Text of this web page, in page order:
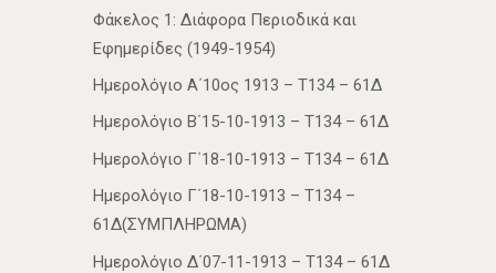
Φάκελος 1: Διάφορα Περιοδικά και
Εφημερίδες (1949-1954)
Ημερολόγιο Α΄10ος 1913 – Τ134 – 61Δ
Ημερολόγιο Β΄15-10-1913 – Τ134 – 61Δ
Ημερολόγιο Γ΄18-10-1913 – Τ134 – 61Δ
Ημερολόγιο Γ΄18-10-1913 – Τ134 –
61Δ(ΣΥΜΠΛΗΡΩΜΑ)
Ημερολόγιο Δ΄07-11-1913 – Τ134 – 61Δ